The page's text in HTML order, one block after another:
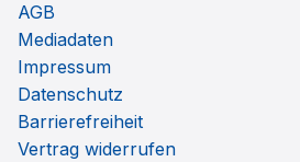
AGB
Mediadaten
Impressum
Datenschutz
Barrierefreiheit
Vertrag widerrufen